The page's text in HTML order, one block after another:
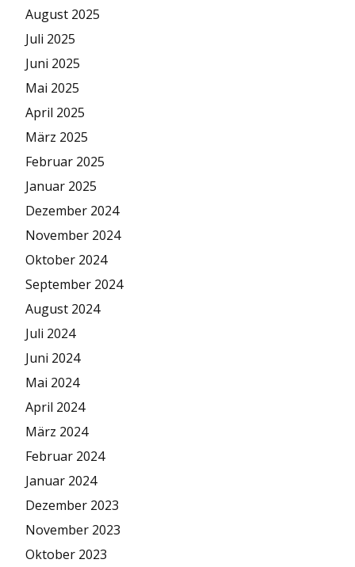
August 2025
Juli 2025
Juni 2025
Mai 2025
April 2025
März 2025
Februar 2025
Januar 2025
Dezember 2024
November 2024
Oktober 2024
September 2024
August 2024
Juli 2024
Juni 2024
Mai 2024
April 2024
März 2024
Februar 2024
Januar 2024
Dezember 2023
November 2023
Oktober 2023